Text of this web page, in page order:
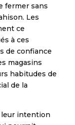
fermer sans
Les
ce
à ces
de confiance
magasins
habitudes de
de la
leur intention